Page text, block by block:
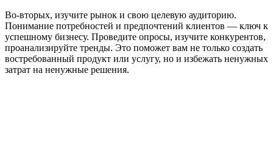
Во-вторых, изучите рынок и свою целевую аудиторию.
Понимание потребностей и предпочтений клиентов — ключ к
успешному бизнесу. Проведите опросы, изучите конкурентов,
проанализируйте тренды. Это поможет вам не только создать
востребованный продукт или услугу, но и избежать ненужных
затрат на ненужные решения.